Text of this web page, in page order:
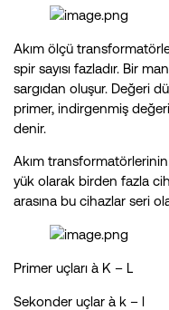
Akım ölçü
spir sayısı fazladır. Bir
sargıdan oluşur. Değeri
primer, indirgenmiş
denir.
Akım
yük olarak birden fazla
arasına bu cihazlar seri
Primer uçları à K – L
Sekonder uçlar à k – l